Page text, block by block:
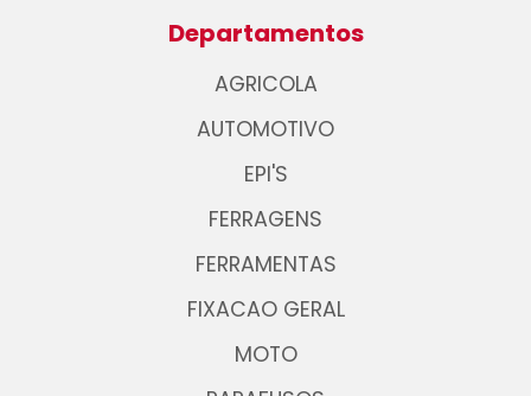
Departamentos
AGRICOLA
AUTOMOTIVO
EPI'S
FERRAGENS
FERRAMENTAS
FIXACAO GERAL
MOTO